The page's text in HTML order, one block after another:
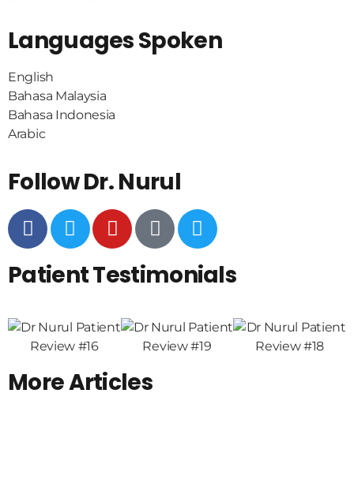
Languages Spoken
English
Bahasa Malaysia
Bahasa Indonesia
Arabic
Follow Dr. Nurul
Patient Testimonials
More Articles